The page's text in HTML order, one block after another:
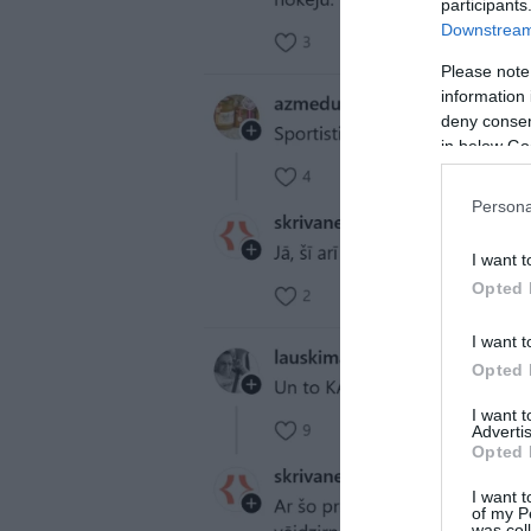
Please
information
deny
in below
I want
Opted
I want
Opted
I want
Opted
I want
of my